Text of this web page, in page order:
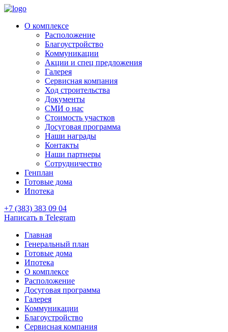
О комплексе
Расположение
Благоустройство
Коммуникации
Акции и спец предложения
Галерея
Сервисная компания
Ход строительства
Документы
СМИ о нас
Стоимость участков
Досуговая программа
Наши награды
Контакты
Наши партнеры
Сотрудничество
Генплан
Готовые дома
Ипотека
+7 (383) 383 09 04
Написать в Telegram
Главная
Генеральный план
Готовые дома
Ипотека
О комплексе
Расположение
Досуговая программа
Галерея
Коммуникации
Благоустройство
Сервисная компания